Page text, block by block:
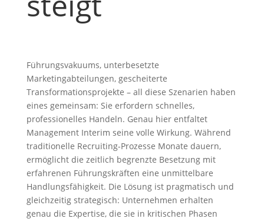
Führungsvakuums, unterbesetzte
Marketingabteilungen, gescheiterte
Transformationsprojekte – all diese Szenarien haben
eines gemeinsam: Sie erfordern schnelles,
professionelles Handeln. Genau hier entfaltet
Management Interim seine volle Wirkung. Während
traditionelle Recruiting-Prozesse Monate dauern,
ermöglicht die zeitlich begrenzte Besetzung mit
erfahrenen Führungskräften eine unmittelbare
Handlungsfähigkeit. Die Lösung ist pragmatisch und
gleichzeitig strategisch: Unternehmen erhalten
genau die Expertise, die sie in kritischen Phasen